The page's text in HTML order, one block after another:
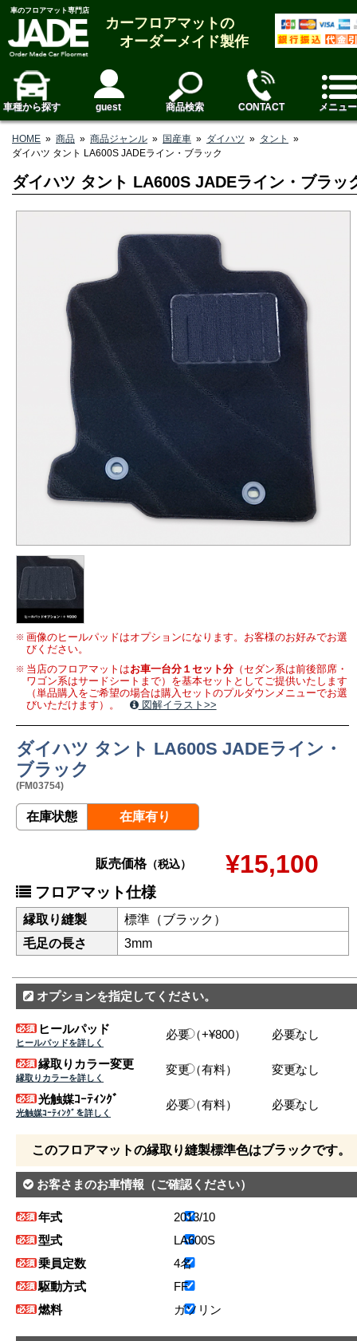
車のフロアマット専門店
カーフロアマットの
オーダーメイド製作
車種から探す guest 商品検索 CONTACT メニュー
HOME » 商品 » 商品ジャンル » 国産車 » ダイハツ » タント
»
ダイハツ タント LA600S JADEライン・ブラック
ダイハツ タント LA600S JADEライン・ブラッ
画像のヒールパッドはオプションになります。お客様のお好みでお選
びください。
当店のフロアマットはお車一台分１セット分（セダン系は前後部席・
ワゴン系はサードシートまで）を基本セットとしてご提供いたします
（単品購入をご希望の場合は購入セットのプルダウンメニューでお選
びいただけます）。
図解イラスト>>
ダイハツ タント LA600S JADEライン・
ブラック
(FM03754)
在庫状態 在庫有り
販売価格（税込） ¥15,100
フロアマット仕様
縁取り縫製
標準（ブラック）
毛足の長さ
3mm
オプションを指定してください。
ヒールパッド
ヒールパッドを詳しく
必要（+¥800） 必要なし
縁取りカラー変更
縁取りカラーを詳しく
変更（有料） 変更なし
光触媒ｺｰﾃｨﾝｸﾞ
光触媒ｺｰﾃｨﾝｸﾞを詳しく
必要（有料） 必要なし
このフロアマットの縁取り縫製標準色はブラックです。
お客さまのお車情報 （ご確認ください）
年式
2013/10
型式
LA600S
乗員定数
4名
駆動方式
FF
燃料
ガソリン